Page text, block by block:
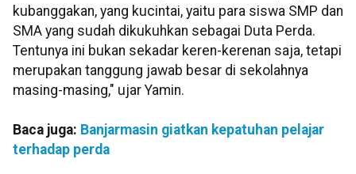
kubanggakan, yang kucintai, yaitu para siswa SMP dan
SMA yang sudah dikukuhkan sebagai Duta Perda.
Tentunya ini bukan sekadar keren-kerenan saja, tetapi
merupakan tanggung jawab besar di sekolahnya
masing-masing," ujar Yamin.
Baca juga: Banjarmasin giatkan kepatuhan pelajar
terhadap perda